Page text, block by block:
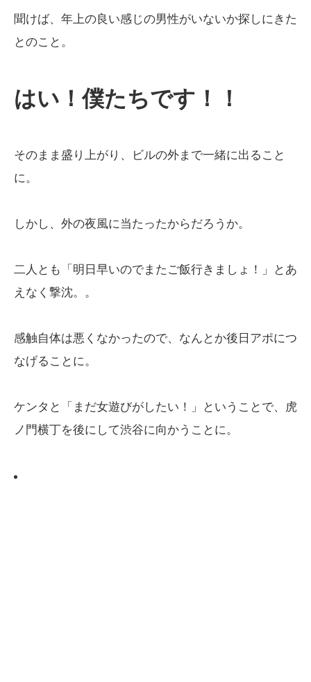
聞けば、年上の良い感じの男性がいないか探しにきた
とのこと。
はい！僕たちです！！
そのまま盛り上がり、ビルの外まで一緒に出ること
に。
しかし、外の夜風に当たったからだろうか。
二人とも「明日早いのでまたご飯行きましょ！」とあ
えなく撃沈。。
感触自体は悪くなかったので、なんとか後日アポにつ
なげることに。
ケンタと「まだ女遊びがしたい！」ということで、虎
ノ門横丁を後にして渋谷に向かうことに。